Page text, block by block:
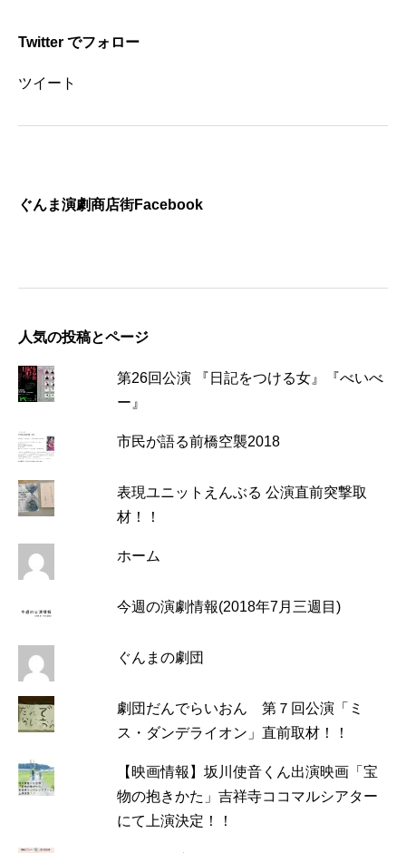
Twitter でフォロー
ツイート
ぐんま演劇商店街Facebook
人気の投稿とページ
第26回公演 『日記をつける女』『べいべ
ー』
市民が語る前橋空襲2018
表現ユニットえんぶる 公演直前突撃取
材！！
ホーム
今週の演劇情報(2018年7月三週目)
ぐんまの劇団
劇団だんでらいおん 第７回公演「ミ
ス・ダンデライオン」直前取材！！
【映画情報】坂川使音くん出演映画「宝
物の抱きかた」吉祥寺ココマルシアター
にて上演決定！！